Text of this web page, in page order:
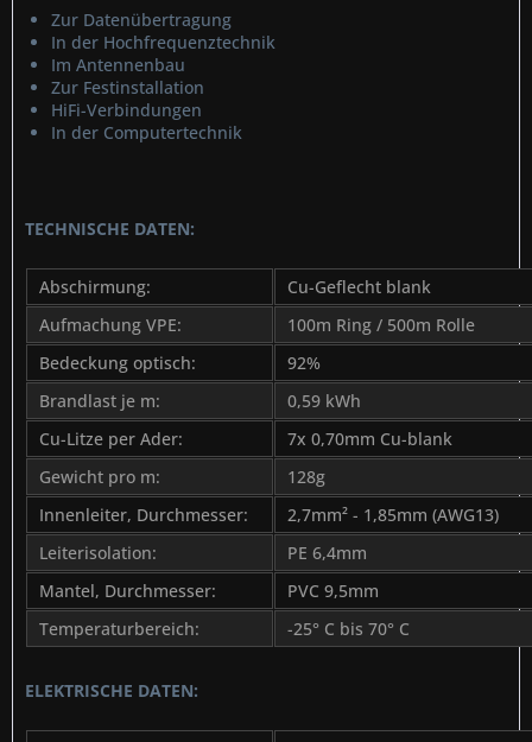
Zur Datenübertragung
In der Hochfrequenztechnik
Im Antennenbau
Zur Festinstallation
HiFi-Verbindungen
In der Computertechnik
TECHNISCHE DATEN:
Abschirmung:
Cu-Geflecht blank
Aufmachung VPE:
100m Ring / 500m Rolle
Bedeckung optisch:
92%
Brandlast je m:
0,59 kWh
Cu-Litze per Ader:
7x 0,70mm Cu-blank
Gewicht pro m:
128g
Innenleiter, Durchmesser:
2,7mm² - 1,85mm (AWG13)
Leiterisolation:
PE 6,4mm
Mantel, Durchmesser:
PVC 9,5mm
Temperaturbereich:
-25° C bis 70° C
ELEKTRISCHE DATEN: